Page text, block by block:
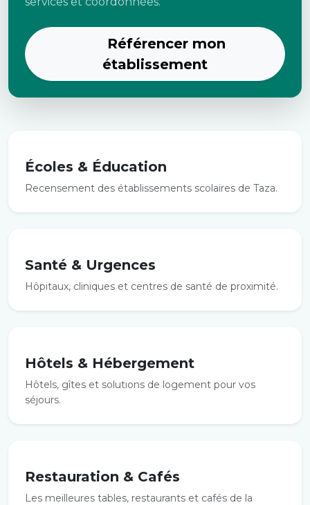
Référencer mon
établissement
Écoles & Éducation
Recensement des établissements scolaires de Taza.
Santé & Urgences
Hôpitaux, cliniques et centres de santé de proximité.
Hôtels & Hébergement
Hôtels, gîtes et solutions de logement pour vos
séjours.
Restauration & Cafés
Les meilleures tables, restaurants et cafés de la